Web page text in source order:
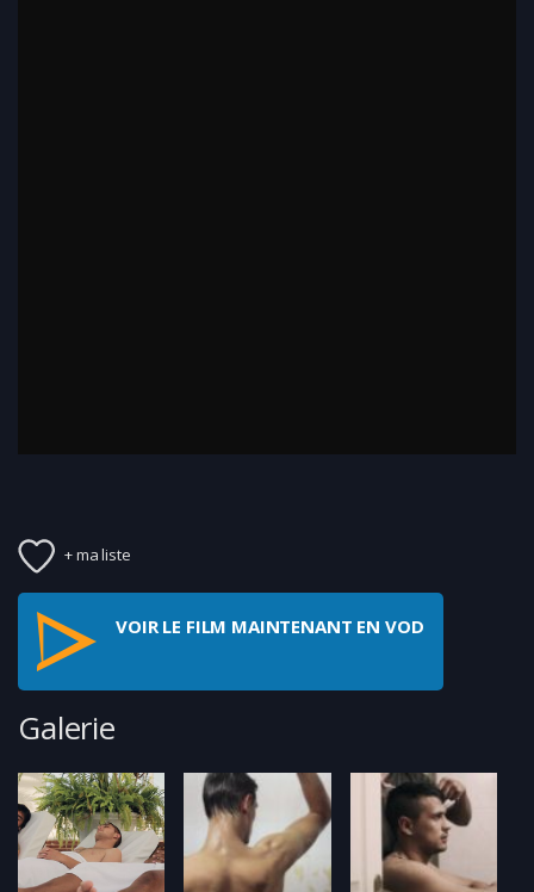
+ ma liste
VOIR LE FILM MAINTENANT EN VOD
Galerie